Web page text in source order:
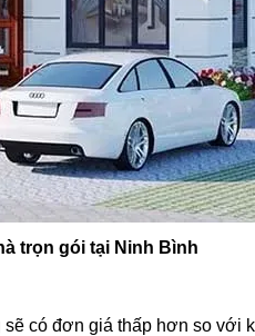
trọn gói tại Ninh Bình
có đơn giá thấp hơn so với